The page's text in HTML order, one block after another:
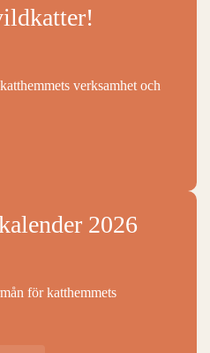
verksamhet och
2026
för katthemmets